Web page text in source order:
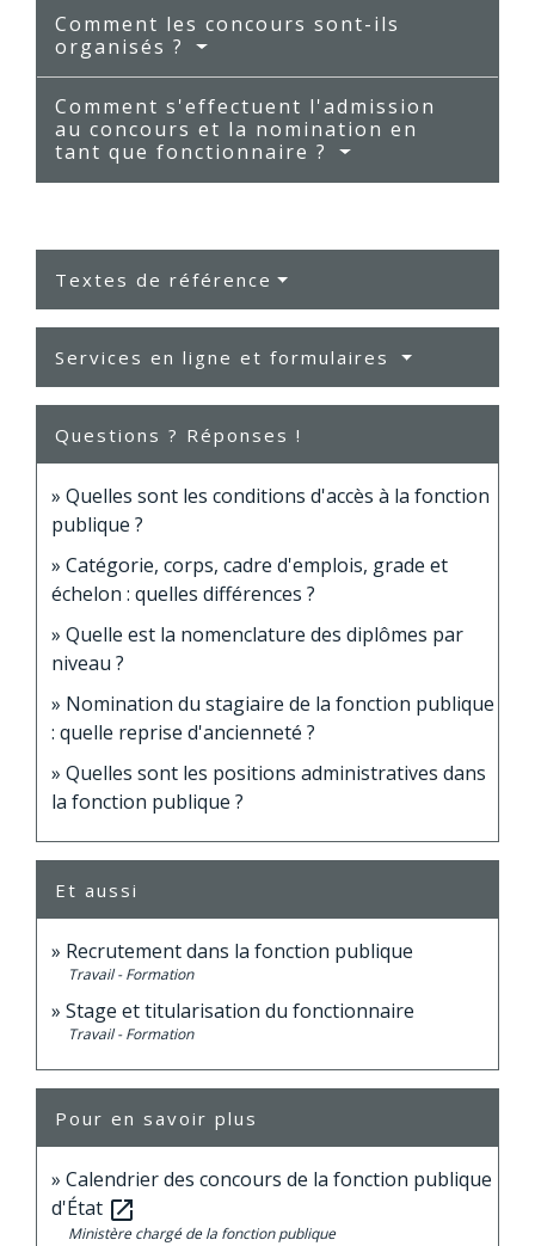
Comment les concours sont-ils
organisés ?
Comment s'effectuent l'admission
au concours et la nomination en
tant que fonctionnaire ?
Textes de référence
Services en ligne et formulaires
Questions ? Réponses !
Quelles sont les conditions d'accès à la fonction
publique ?
Catégorie, corps, cadre d'emplois, grade et
échelon : quelles différences ?
Quelle est la nomenclature des diplômes par
niveau ?
Nomination du stagiaire de la fonction publique
: quelle reprise d'ancienneté ?
Quelles sont les positions administratives dans
la fonction publique ?
Et aussi
Recrutement dans la fonction publique
Travail - Formation
Stage et titularisation du fonctionnaire
Travail - Formation
Pour en savoir plus
Calendrier des concours de la fonction publique
d'État open_in_new
Ministère chargé de la fonction publique